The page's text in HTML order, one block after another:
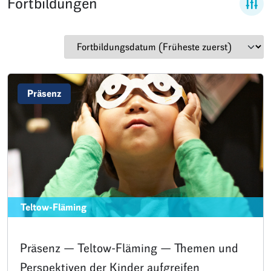
Präsenz
Teltow-Fläming
Präsenz — Teltow-Fläming — Themen und
Perspektiven der Kinder aufgreifen